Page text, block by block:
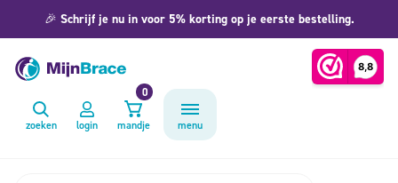
🎉 Schrijf je nu in voor 5% korting op je eerste bestelling.
zoeken login mandje
0
menu